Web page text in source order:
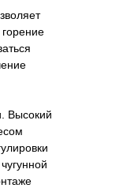
Высокий